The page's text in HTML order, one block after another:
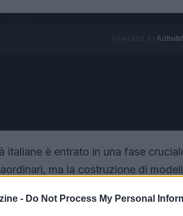
- Do Not Process My Personal
Adhub
è entrato in una fase
ma la costruzione di
tempo. Al centro di questa
capillare e